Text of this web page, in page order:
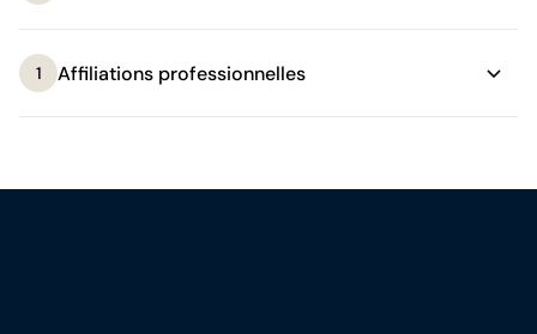
1 Affiliations professionnelles